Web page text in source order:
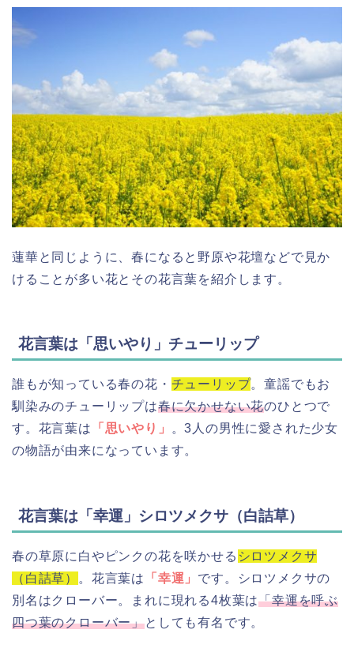
蓮華と同じように、春になると野原や花壇などで見か
けることが多い花とその花言葉を紹介します。
花言葉は「思いやり」チューリップ
誰もが知っている春の花・ チューリップ。童謡でもお
馴染みのチューリップは春に欠かせない花のひとつで
す。花言葉は
「思いやり」
。3人の男性に愛された少女
の物語が由来になっています。
花言葉は「幸運」シロツメクサ（白詰草）
春の草原に白やピンクの花を咲かせる シロツメクサ
（白詰草）
。花言葉は 「幸運」 です。シロツメクサの
別名はクローバー。まれに現れる4枚葉は「幸運を呼ぶ
四つ葉のクローバー」としても有名です。